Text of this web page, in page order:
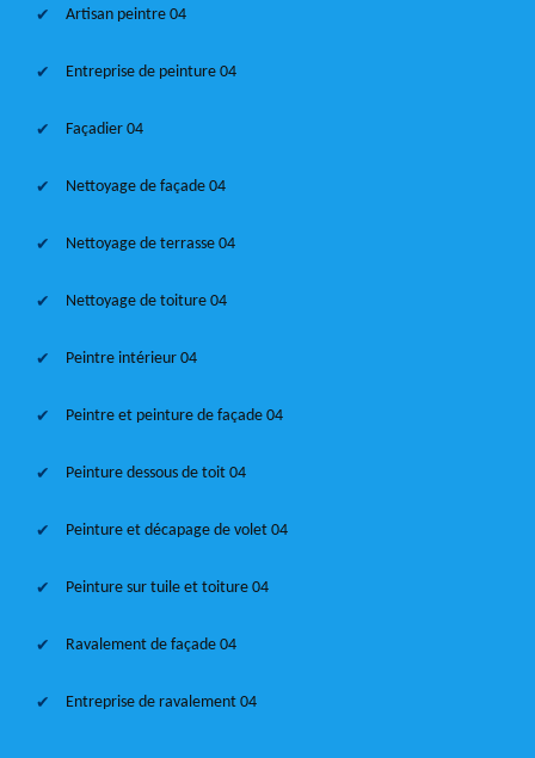
Artisan peintre 04
Entreprise de peinture 04
Façadier 04
Nettoyage de façade 04
Nettoyage de terrasse 04
Nettoyage de toiture 04
Peintre intérieur 04
Peintre et peinture de façade 04
Peinture dessous de toit 04
Peinture et décapage de volet 04
Peinture sur tuile et toiture 04
Ravalement de façade 04
Entreprise de ravalement 04